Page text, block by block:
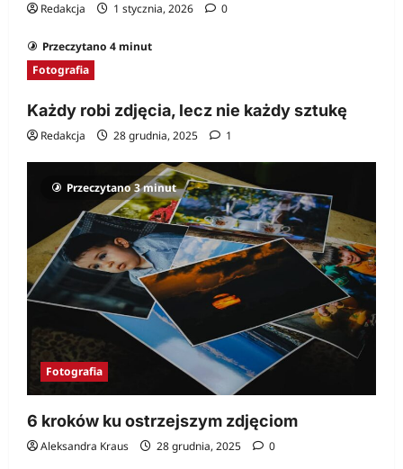
Redakcja 1 stycznia, 2026 0
Przeczytano 4 minut
Fotografia
Każdy robi zdjęcia, lecz nie każdy sztukę
Redakcja 28 grudnia, 2025 1
Przeczytano 3 minut
Fotografia
6 kroków ku ostrzejszym zdjęciom
Aleksandra Kraus 28 grudnia, 2025 0